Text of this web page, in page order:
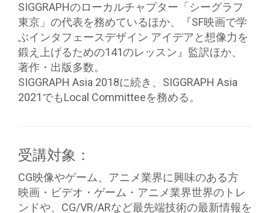
SIGGRAPHのローカルチャプター「シーグラフ
東京」の代表を務めているほか、『SF映画で学
ぶインタフェースデザイン アイデアと想像力を
鍛え上げるための141のレッスン』監訳ほか、
著作・出版多数。
SIGGRAPH Asia 2018に続き、SIGGRAPH Asia
2021でもLocal Committeeを務める。
受講対象：
CG映像やゲーム、アニメ業界に興味のある方
映画・ビデオ・ゲーム・アニメ業界世界のトレ
ンドや、CG/VR/ARなど最先端技術の最新情報を